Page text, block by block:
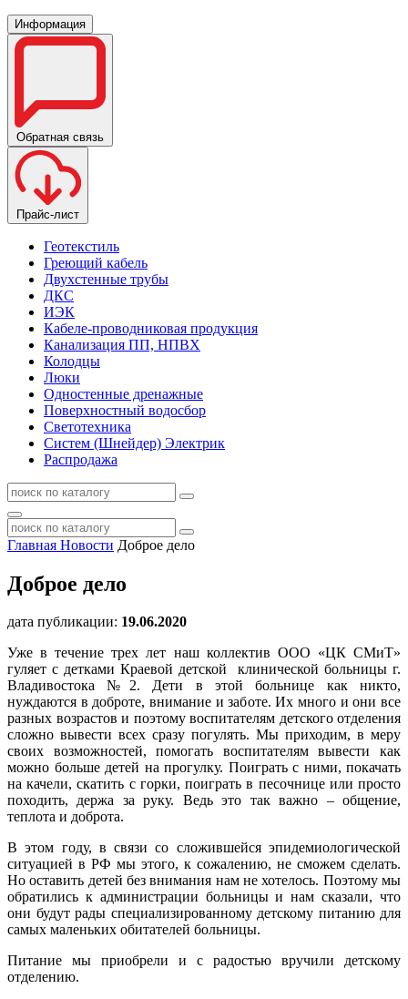
Информация
Обратная связь
Прайс-лист
Геотекстиль
Греющий кабель
Двухстенные трубы
ДКС
ИЭК
Кабеле-проводниковая продукция
Канализация ПП, НПВХ
Колодцы
Люки
Одностенные дренажные
Поверхностный водосбор
Светотехника
Систем (Шнейдер) Электрик
Распродажа
Главная Новости Доброе дело
Доброе дело
дата публикации: 19.06.2020
Уже в течение трех лет наш коллектив ООО «ЦК СМиТ»
гуляет с детками Краевой детской клинической больницы г.
Владивостока №2. Дети в этой больнице как никто,
нуждаются в доброте, внимание и заботе. Их много и они все
разных возрастов и поэтому воспитателям детского отделения
сложно вывести всех сразу погулять. Мы приходим, в меру
своих возможностей, помогать воспитателям вывести как
можно больше детей на прогулку. Поиграть с ними, покачать
на качели, скатить с горки, поиграть в песочнице или просто
походить, держа за руку. Ведь это так важно – общение,
теплота и доброта.
В этом году, в связи со сложившейся эпидемиологической
ситуацией в РФ мы этого, к сожалению, не сможем сделать.
Но оставить детей без внимания нам не хотелось. Поэтому мы
обратились к администрации больницы и нам сказали, что
они будут рады специализированному детскому питанию для
самых маленьких обитателей больницы.
Питание мы приобрели и с радостью вручили детскому
отделению.